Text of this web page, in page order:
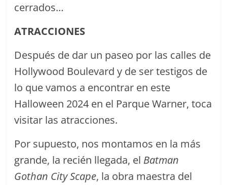
cerrados…
ATRACCIONES
Después de dar un paseo por las calles de
Hollywood Boulevard y de ser testigos de
lo que vamos a encontrar en este
Halloween 2024 en el Parque Warner, toca
visitar las atracciones.
Por supuesto, nos montamos en la más
grande, la recién llegada, el Batman
Gothan City Scape, la obra maestra del